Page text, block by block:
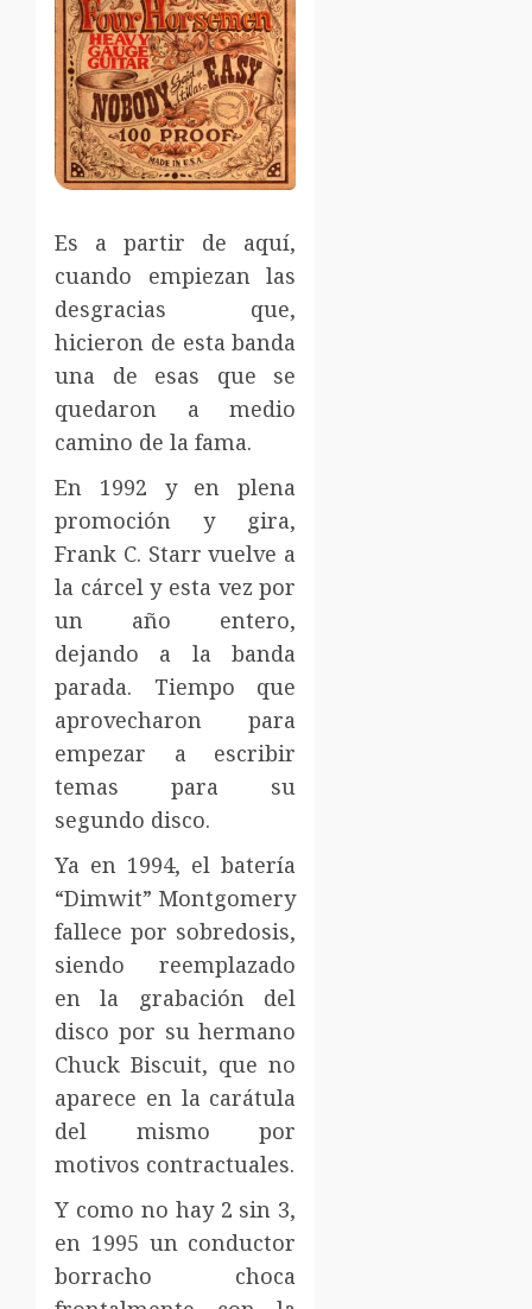
Es a partir de aquí,
cuando empiezan las
desgracias que,
hicieron de esta banda
una de esas que se
quedaron a medio
camino de la fama.
En 1992 y en plena
promoción y gira,
Frank C. Starr vuelve a
la cárcel y esta vez por
un año entero,
dejando a la banda
parada. Tiempo que
aprovecharon para
empezar a escribir
temas para su
segundo disco.
Ya en 1994, el batería
“Dimwit” Montgomery
fallece por sobredosis,
siendo reemplazado
en la grabación del
disco por su hermano
Chuck Biscuit, que no
aparece en la carátula
del mismo por
motivos contractuales.
Y como no hay 2 sin 3,
en 1995 un conductor
borracho choca